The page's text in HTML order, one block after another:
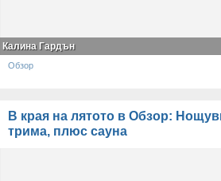
Калина Гардън
Обзор
В края на лятото в Обзор:
трима, плюс сауна